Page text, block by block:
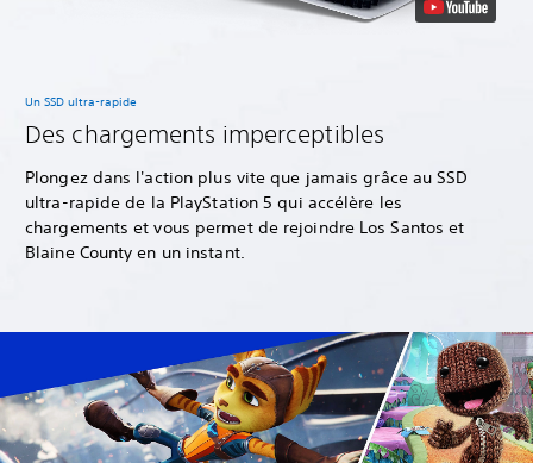
Un SSD ultra-rapide
Des chargements imperceptibles
Plongez dans l'action plus vite que jamais grâce au SSD
ultra-rapide de la PlayStation 5 qui accélère les
chargements et vous permet de rejoindre Los Santos et
Blaine County en un instant.